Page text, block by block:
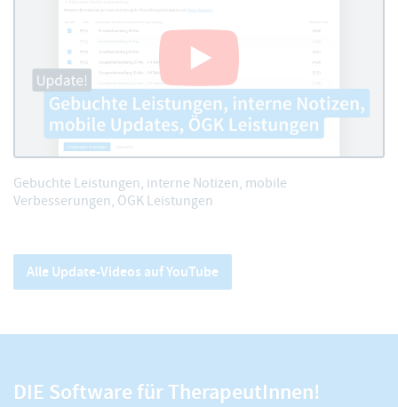
Gebuchte Leistungen, interne Notizen, mobile
Verbesserungen, ÖGK Leistungen
Alle Update-Videos auf YouTube
DIE Software für TherapeutInnen!